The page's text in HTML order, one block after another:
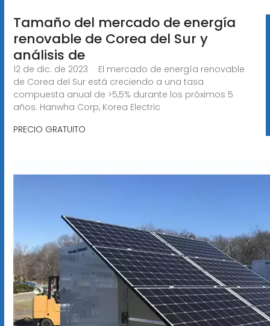
Tamaño del mercado de energía
renovable de Corea del Sur y
análisis de
12 de dic. de 2023 · El mercado de energía renovable
de Corea del Sur está creciendo a una tasa
compuesta anual de >5,5% durante los próximos 5
años. Hanwha Corp, Korea Electric
PRECIO GRATUITO